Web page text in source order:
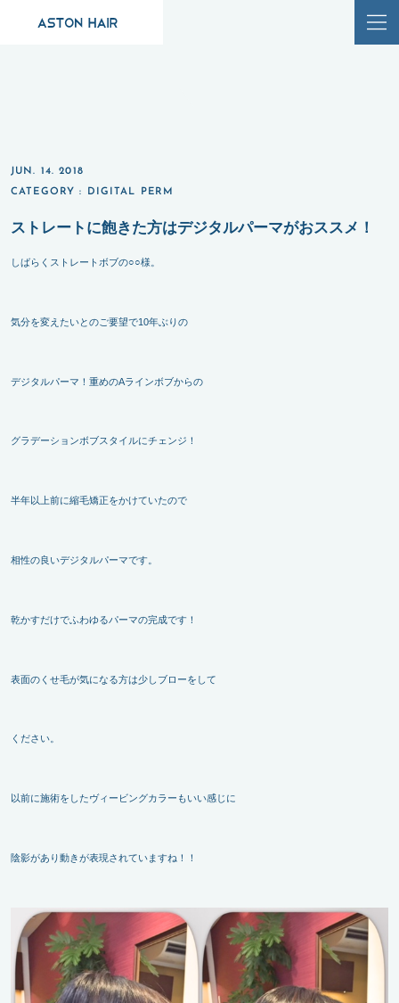
JUN. 14. 2018
CATEGORY :
DIGITAL PERM
ストレートに飽きた方はデジタルパーマがおススメ！
しばらくストレートボブの○○様。
気分を変えたいとのご要望で10年ぶりの
デジタルパーマ！重めのAラインボブからの
グラデーションボブスタイルにチェンジ！
半年以上前に縮毛矯正をかけていたので
相性の良いデジタルパーマです。
乾かすだけでふわゆるパーマの完成です！
表面のくせ毛が気になる方は少しブローをして
ください。
以前に施術をしたヴィービングカラーもいい感じに
陰影があり動きが表現されていますね！！